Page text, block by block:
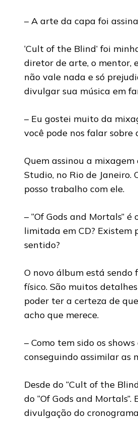
– A arte da capa foi
‘Cult of the Blind’ foi
diretor de arte, o mentor,
não vale nada e só
divulgar sua música em
– Eu gostei muito da
você pode nos falar sobre
Quem assinou a
Studio, no Rio de Janeiro.
posso trabalho com ele.
– “Of Gods and Mortals”
limitada em CD? Existem
sentido?
O novo álbum está
físico. São muitos
poder ter a certeza de
acho que merece.
– Como tem sido os
conseguindo assimilar as
Desde do “Cult of the
do “Of Gods and
divulgação do